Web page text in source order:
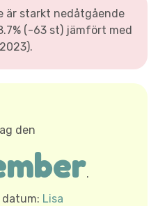
är starkt nedåtgående
(-63 st) jämfört med
den
.
datum: Lisa